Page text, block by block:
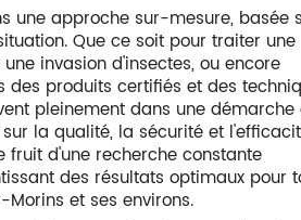
une approche sur-mesure, basée
Que ce soit pour traiter une
invasion d'insectes, ou encore
des produits certifiés et des
pleinement dans une démarche
la qualité, la sécurité et
fruit d'une recherche constante
des résultats optimaux pour
et ses environs.